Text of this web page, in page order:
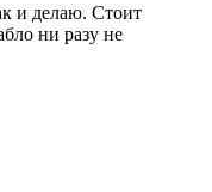
и делаю. Стоит
ни разу не